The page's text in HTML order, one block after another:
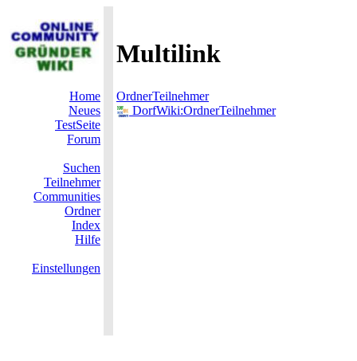
Multilink
Home
Neues
TestSeite
Forum
Suchen
Teilnehmer
Communities
Ordner
Index
Hilfe
Einstellungen
OrdnerTeilnehmer
DorfWiki:OrdnerTeilnehmer